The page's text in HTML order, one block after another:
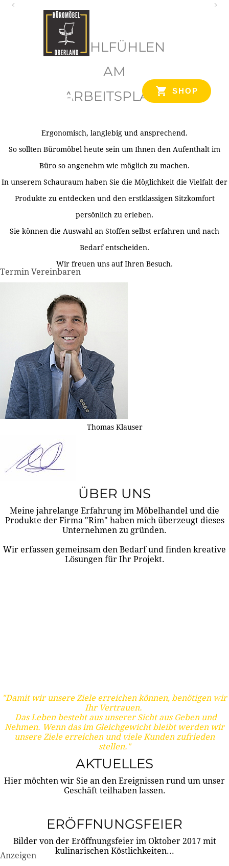
SHOP
WOHLFÜHLEN
AM
ARBEITSPLATZ
Ergonomisch, langlebig und ansprechend.
So sollten Büromöbel heute sein um Ihnen den Aufenthalt im
Büro so angenehm wie möglich zu machen.
In unserem Schauraum haben Sie die Möglichkeit die Vielfalt der
Produkte zu entdecken und den erstklassigen Sitzkomfort
persönlich zu erleben.
Sie können die Auswahl an Stoffen selbst erfahren und nach
Bedarf entscheiden.
Wir freuen uns auf Ihren Besuch.
Termin Vereinbaren
Thomas Klauser
ÜBER UNS
Meine jahrelange Erfahrung im Möbelhandel und die
Produkte der Firma "Rim" haben mich überzeugt dieses
Unternehmen zu gründen.
Wir erfassen gemeinsam den Bedarf und finden kreative
Lösungen für Ihr Projekt.
"Damit wir unsere Ziele erreichen können, benötigen wir
Ihr Vertrauen.
Das Leben besteht aus unserer Sicht aus Geben und
Nehmen. Wenn das im Gleichgewicht bleibt werden wir
unsere Ziele erreichen und viele Kunden zufrieden
stellen."
AKTUELLES
Hier möchten wir Sie an den Ereignissen rund um unser
Geschäft teilhaben lassen.
ERÖFFNUNGSFEIER
Bilder von der Eröffnungsfeier im Oktober 2017 mit
kulinarischen Köstlichkeiten...
Anzeigen